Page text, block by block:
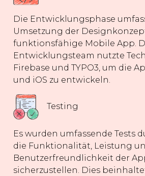
Die Entwicklungsphase
Umsetzung der
funktionsfähige Mobile App.
Entwicklungsteam nutzte
Firebase und TYPO3, um die
und iOS zu entwickeln.
Testing
Es wurden umfassende Tests
die Funktionalität, Leistung
Benutzerfreundlichkeit der
sicherzustellen. Dies